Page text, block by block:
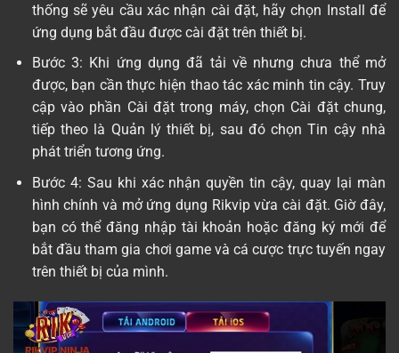
thống sẽ yêu cầu xác nhận cài đặt, hãy chọn Install để
ứng dụng bắt đầu được cài đặt trên thiết bị.
Bước 3: Khi ứng dụng đã tải về nhưng chưa thể mở
được, bạn cần thực hiện thao tác xác minh tin cậy. Truy
cập vào phần Cài đặt trong máy, chọn Cài đặt chung,
tiếp theo là Quản lý thiết bị, sau đó chọn Tin cậy nhà
phát triển tương ứng.
Bước 4: Sau khi xác nhận quyền tin cậy, quay lại màn
hình chính và mở ứng dụng Rikvip vừa cài đặt. Giờ đây,
bạn có thể đăng nhập tài khoản hoặc đăng ký mới để
bắt đầu tham gia chơi game và cá cược trực tuyến ngay
trên thiết bị của mình.